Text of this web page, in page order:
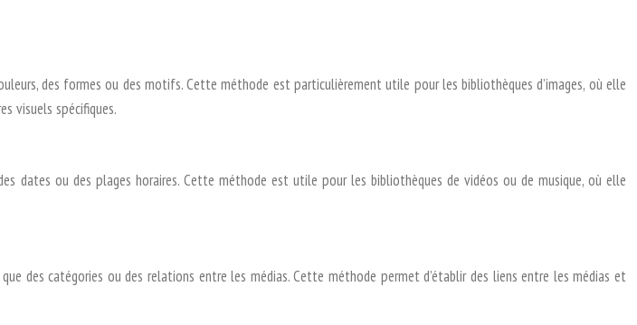
des formes ou des motifs. Cette méthode est particulièrement utile pour les bibliothèques d’images, où elle
visuels spécifiques.
dates ou des plages horaires. Cette méthode est utile pour les bibliothèques de vidéos ou de musique, où elle
des catégories ou des relations entre les médias. Cette méthode permet d’établir des liens entre les médias et